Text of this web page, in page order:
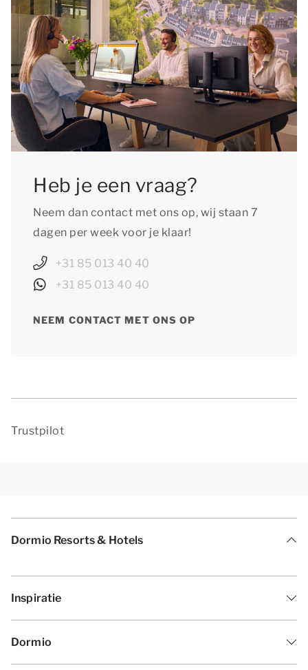
Heb je een vraag?
Neem dan contact met ons op, wij staan 7
dagen per week voor je klaar!
+31 85 013 40 40
+31 85 013 40 40
NEEM CONTACT MET ONS OP
Trustpilot
Dormio Resorts & Hotels
Inspiratie
Dormio